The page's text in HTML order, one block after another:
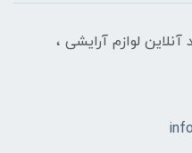
لوازم آرایشی ،